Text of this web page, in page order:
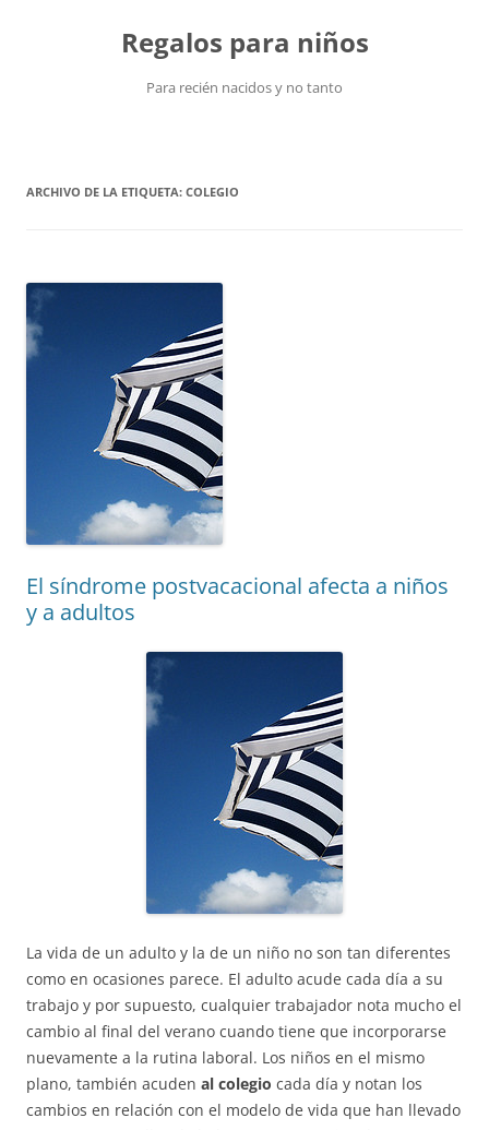
Regalos para niños
Para recién nacidos y no tanto
ARCHIVO DE LA ETIQUETA: COLEGIO
El síndrome postvacacional afecta a niños
y a adultos
La vida de un adulto y la de un niño no son tan diferentes
como en ocasiones parece. El adulto acude cada día a su
trabajo y por supuesto, cualquier trabajador nota mucho el
cambio al final del verano cuando tiene que incorporarse
nuevamente a la rutina laboral. Los niños en el mismo
plano, también acuden al colegio cada día y notan los
cambios en relación con el modelo de vida que han llevado